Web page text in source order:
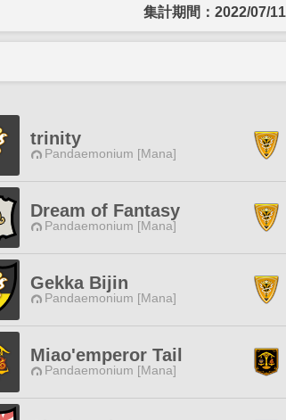
集計期間：2022/07/
trinity
Pandaemonium [Mana]
Dream of Fantasy
Pandaemonium [Mana]
Gekka Bijin
Pandaemonium [Mana]
Miao'emperor Tail
Pandaemonium [Mana]